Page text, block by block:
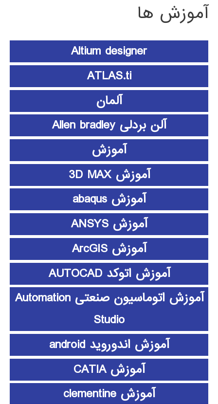
آموزش ها
Altium designer
ATLAS.ti
آلمان
آلن بردلی Allen bradley
آموزش
آموزش 3D MAX
آموزش abaqus
آموزش ANSYS
آموزش ArcGIS
آموزش اتوکد AUTOCAD
آموزش اتوماسیون صنعتی Automation
Studio
آموزش اندوروید android
آموزش CATIA
آموزش clementine